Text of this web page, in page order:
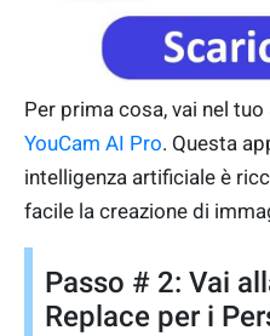
Per prima cosa, vai nel
YouCam AI Pro. Questa
intelligenza artificiale è
facile la creazione di
Passo # 2: Vai
Replace per i